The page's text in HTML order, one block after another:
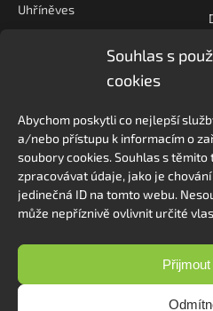
Souhlas s
cookies
Abychom poskytli co nejlepší
a/nebo přístupu k informacím o
soubory cookies. Souhlas s
zpracovávat údaje, jako je
jedinečná ID na tomto webu.
může nepříznivě ovlivnit určité
Uhříněves
Kontaktujte nás
+420 778 222 800